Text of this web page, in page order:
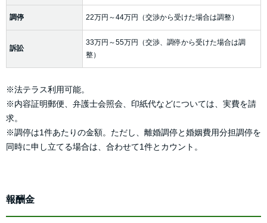
調停 22万円～44万円（交渉から受けた場合は調整）
訴訟
33万円～55万円（交渉、調停から受けた場合は調
整）
※法テラス利用可能。
※内容証明郵便、弁護士会照会、印紙代などについては、実費を請
求。
※調停は1件あたりの金額。ただし、離婚調停と婚姻費用分担調停を
同時に申し立てる場合は、合わせて1件とカウント。
報酬金